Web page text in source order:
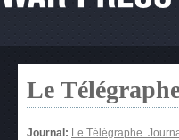
Le
Journal: Le Télégraphe.